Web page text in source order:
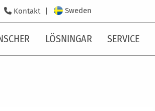
Kontakt Sweden
LÖSNINGAR SERVICE